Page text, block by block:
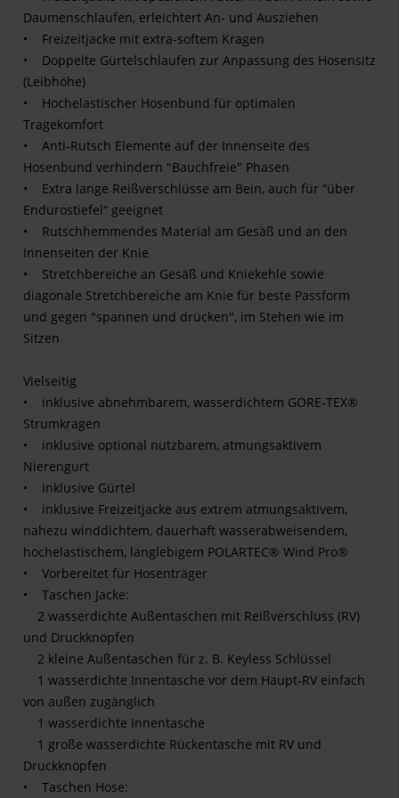
Daumenschlaufen, erleichtert An- und Ausziehen
• Freizeitjacke mit extra-softem Kragen
• Doppelte Gürtelschlaufen zur Anpassung des Hosensitz
(Leibhöhe)
• Hochelastischer Hosenbund für optimalen
Tragekomfort
• Anti-Rutsch Elemente auf der Innenseite des
Hosenbund verhindern "Bauchfreie" Phasen
• Extra lange Reißverschlüsse am Bein, auch für “über
Endurostiefel“ geeignet
• Rutschhemmendes Material am Gesäß und an den
Innenseiten der Knie
• Stretchbereiche an Gesäß und Kniekehle sowie
diagonale Stretchbereiche am Knie für beste Passform
und gegen "spannen und drücken", im Stehen wie im
Sitzen
Vielseitig
• inklusive abnehmbarem, wasserdichtem GORE-TEX®
Strumkragen
• inklusive optional nutzbarem, atmungsaktivem
Nierengurt
• inklusive Gürtel
• inklusive Freizeitjacke aus extrem atmungsaktivem,
nahezu winddichtem, dauerhaft wasserabweisendem,
hochelastischem, langlebigem POLARTEC® Wind Pro®
• Vorbereitet für Hosenträger
• Taschen Jacke:
2 wasserdichte Außentaschen mit Reißverschluss (RV)
und Druckknöpfen
2 kleine Außentaschen für z. B. Keyless Schlüssel
1 wasserdichte Innentasche vor dem Haupt-RV einfach
von außen zugänglich
1 wasserdichte Innentasche
1 große wasserdichte Rückentasche mit RV und
Druckknöpfen
• Taschen Hose: